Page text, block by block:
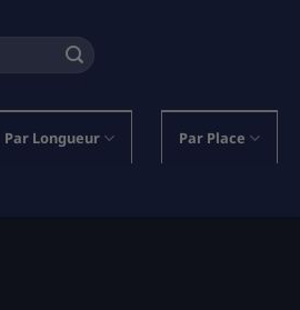
Par Longueur Par Place